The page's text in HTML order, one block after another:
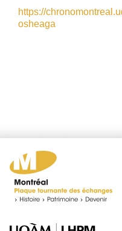
https://
osheaga